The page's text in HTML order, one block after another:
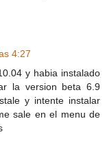
4:27
y habia instalado
la version beta 6.9
y intente instalar
sale en el menu de